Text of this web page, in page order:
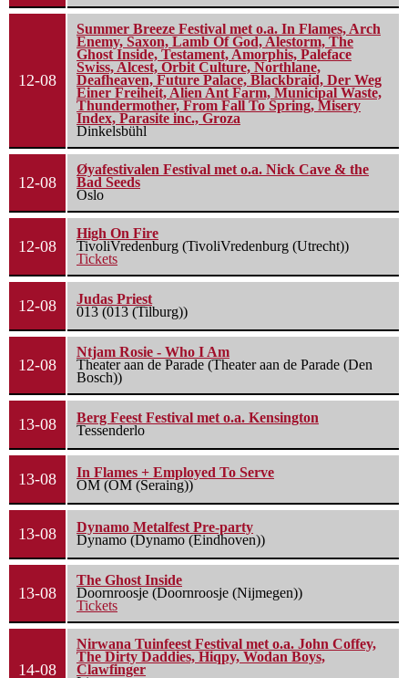
12-08
Summer Breeze Festival met o.a. In Flames, Arch
Enemy, Saxon, Lamb Of God, Alestorm, The
Ghost Inside, Testament, Amorphis, Paleface
Swiss, Alcest, Orbit Culture, Northlane,
Deafheaven, Future Palace, Blackbraid, Der Weg
Einer Freiheit, Alien Ant Farm, Municipal Waste,
Thundermother, From Fall To Spring, Misery
Index, Parasite inc., Groza
Dinkelsbühl
12-08
Øyafestivalen Festival met o.a. Nick Cave & the
Bad Seeds
Oslo
12-08
High On Fire
TivoliVredenburg (TivoliVredenburg (Utrecht))
Tickets
12-08
Judas Priest
013 (013 (Tilburg))
12-08
Ntjam Rosie - Who I Am
Theater aan de Parade (Theater aan de Parade (Den
Bosch))
13-08
Berg Feest Festival met o.a. Kensington
Tessenderlo
13-08
In Flames + Employed To Serve
OM (OM (Seraing))
13-08
Dynamo Metalfest Pre-party
Dynamo (Dynamo (Eindhoven))
13-08
The Ghost Inside
Doornroosje (Doornroosje (Nijmegen))
Tickets
14-08
Nirwana Tuinfeest Festival met o.a. John Coffey,
The Dirty Daddies, Hiqpy, Wodan Boys,
Clawfinger